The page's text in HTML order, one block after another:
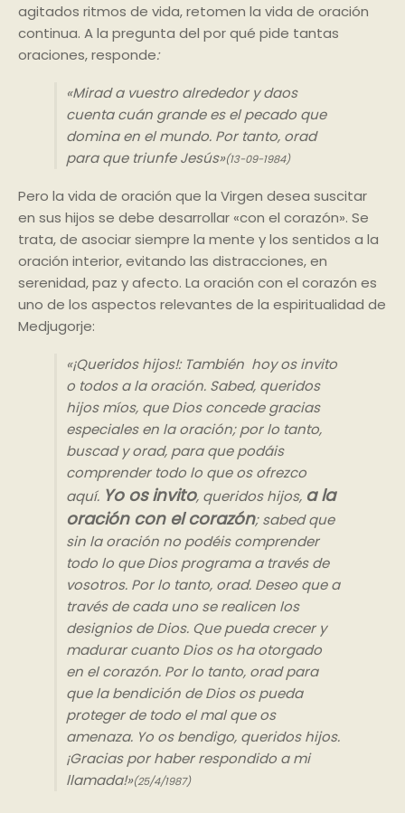
agitados ritmos de vida, retomen la vida de oración
continua. A la pregunta del por qué pide tantas
oraciones, responde:
«Mirad a vuestro alrededor y daos
cuenta cuán grande es el pecado que
domina en el mundo. Por tanto, orad
para que triunfe Jesús»(13-09-1984)
Pero la vida de oración que la Virgen desea suscitar
en sus hijos se debe desarrollar «con el corazón». Se
trata, de asociar siempre la mente y los sentidos a la
oración interior, evitando las distracciones, en
serenidad, paz y afecto. La oración con el corazón es
uno de los aspectos relevantes de la espiritualidad de
Medjugorje:
«¡Queridos hijos!: También hoy os invito
o todos a la oración. Sabed, queridos
hijos míos, que Dios concede gracias
especiales en la oración; por lo tanto,
buscad y orad, para que podáis
comprender todo lo que os ofrezco
aquí. Yo os invito, queridos hijos, a la
oración con el corazón; sabed que
sin la oración no podéis comprender
todo lo que Dios programa a través de
vosotros. Por lo tanto, orad. Deseo que a
través de cada uno se realicen los
designios de Dios. Que pueda crecer y
madurar cuanto Dios os ha otorgado
en el corazón. Por lo tanto, orad para
que la bendición de Dios os pueda
proteger de todo el mal que os
amenaza. Yo os bendigo, queridos hijos.
¡Gracias por haber respondido a mi
llamada!»(25/4/1987)